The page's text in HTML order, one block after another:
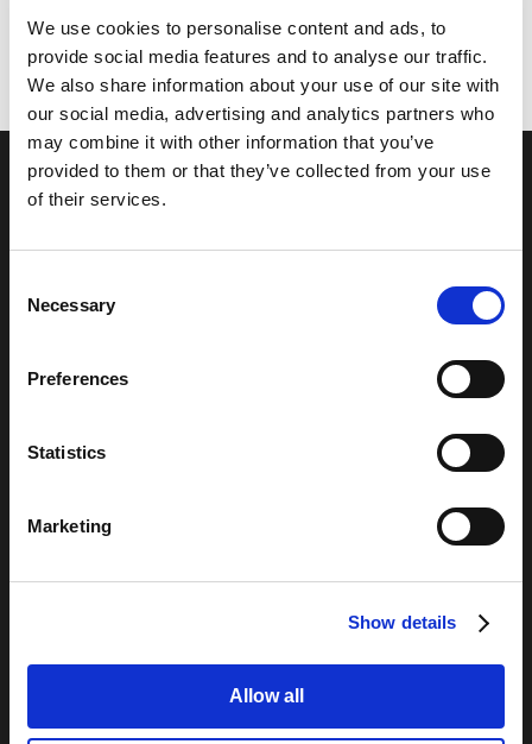
We use cookies to personalise content and ads, to
provide social media features and to analyse our traffic.
We also share information about your use of our site with
our social media, advertising and analytics partners who
may combine it with other information that you’ve
provided to them or that they’ve collected from your use
of their services.
Selection
Necessary
Preferences
Statistics
Marketing
Show details
Allow all
Projekte, bei denen Charakter,
Vordergrund stehen.
verschiedene Glasdesigns und Stärken, um leichtere, dünnere
und ästhetisch ansprechende Wände zu realisieren.